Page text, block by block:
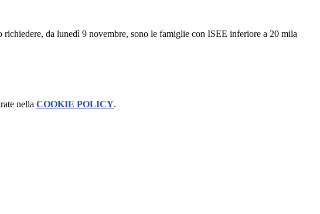
da lunedì 9 novembre, sono le famiglie con ISEE inferiore a 20 mila
nella COOKIE POLICY.